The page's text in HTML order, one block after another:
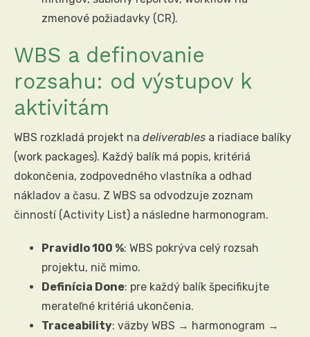
zmenové požiadavky (CR).
WBS a definovanie
rozsahu: od výstupov k
aktivitám
WBS rozkladá projekt na deliverables a riadiace balíky
(work packages). Každý balík má popis, kritériá
dokončenia, zodpovedného vlastníka a odhad
nákladov a času. Z WBS sa odvodzuje zoznam
činností (Activity List) a následne harmonogram.
Pravidlo 100 %: WBS pokrýva celý rozsah
projektu, nič mimo.
Definícia Done: pre každý balík špecifikujte
merateľné kritériá ukončenia.
Traceability: väzby WBS → harmonogram →